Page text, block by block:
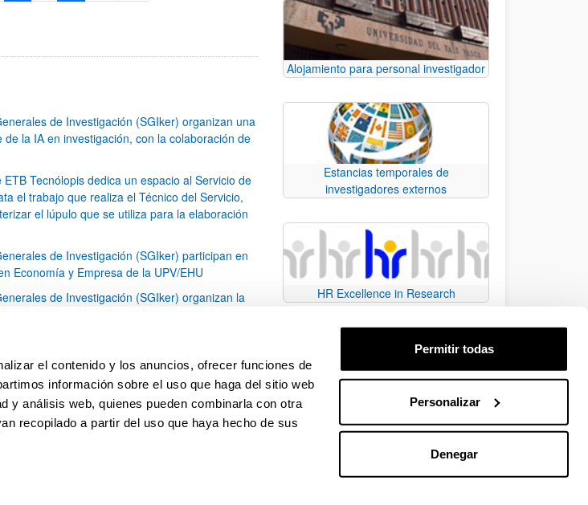
el contenido y los anuncios, ofrecer funciones de
información sobre el uso que haga del sitio web
y análisis web, quienes pueden combinarla con otra
recopilado a partir del uso que haya hecho de sus
Permitir todas
Personalizar
Denegar
de Investigación (SGIker) organizan una
la IA en investigación, con la colaboración de
Tecnólopis dedica un espacio al Servicio de
el trabajo que realiza el Técnico del Servicio,
el lúpulo que se utiliza para la elaboración
de Investigación (SGIker) participan en
Economía y Empresa de la UPV/EHU
de Investigación (SGIker) organizan la
variedades de lúpulo silvestre
Página
2 Página
3 ...
Páginas intermedias Use TAB para desplazarse.
Página
79
Alojamiento para personal investigador
Estancias temporales de
investigadores externos
HR Excellence in Research